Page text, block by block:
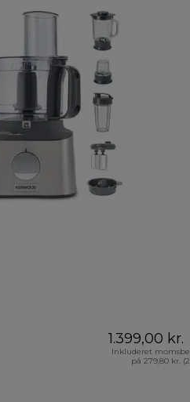
1.399,00 kr.
Inkluderet
på 279,80 kr.